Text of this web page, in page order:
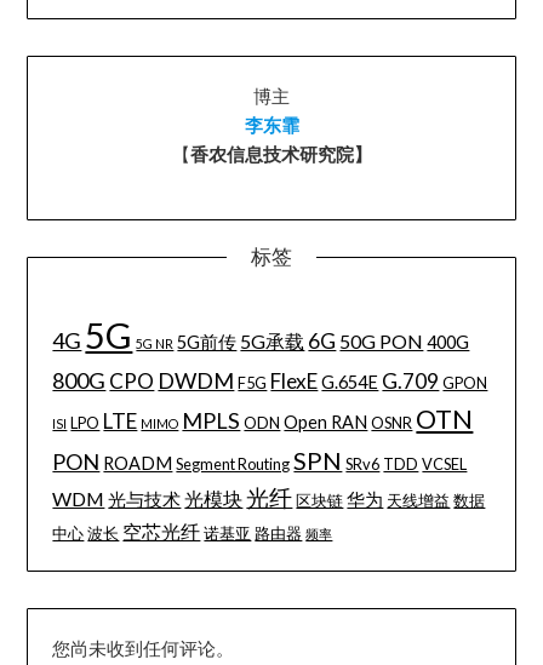
博主
李东霏
【香农信息技术研究院】
标签
4G 5G 5G NR 5G前传 5G承载 6G 50G PON 400G
800G CPO DWDM F5G FlexE G.654E G.709 GPON
ISI LPO LTE MIMO MPLS ODN Open RAN OSNR OTN
PON ROADM Segment Routing SPN SRv6 TDD VCSEL
WDM 光与技术 光模块光纤 区块链 华为 天线增益 数据
中心 波长 空芯光纤 诺基亚 路由器 频率
您尚未收到任何评论。